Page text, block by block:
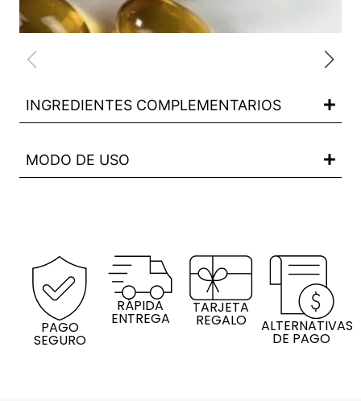
INGREDIENTES COMPLEMENTARIOS
MODO DE USO
PAGO
SEGURO
RÁPIDA
ENTREGA
TARJETA
REGALO ALTERNATIVAS
DE PAGO